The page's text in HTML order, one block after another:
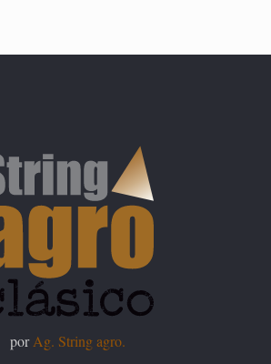
porAg. String agro.